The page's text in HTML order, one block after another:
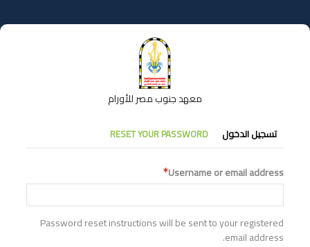
إلى
المحتوى
معهد جنوب مصر للأورام
التبويبات
الأساسية
تسجيل الدخول RESET YOUR PASSWORD
Username or email address
Password reset instructions will be sent to your registered
email address.